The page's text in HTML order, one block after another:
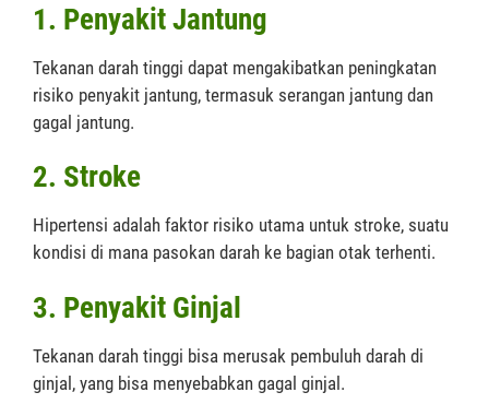
1. Penyakit Jantung
Tekanan darah tinggi dapat mengakibatkan peningkatan
risiko penyakit jantung, termasuk serangan jantung dan
gagal jantung.
2. Stroke
Hipertensi adalah faktor risiko utama untuk stroke, suatu
kondisi di mana pasokan darah ke bagian otak terhenti.
3. Penyakit Ginjal
Tekanan darah tinggi bisa merusak pembuluh darah di
ginjal, yang bisa menyebabkan gagal ginjal.